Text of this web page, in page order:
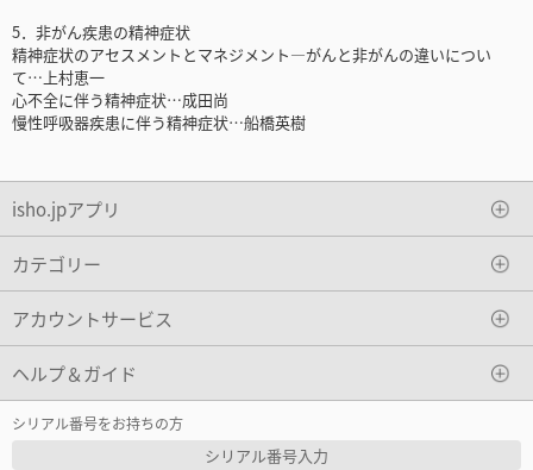
5．非がん疾患の精神症状
精神症状のアセスメントとマネジメント―がんと非がんの違いについ
て…上村恵一
心不全に伴う精神症状…成田尚
慢性呼吸器疾患に伴う精神症状…船橋英樹
isho.jpアプリ
カテゴリー
アカウントサービス
ヘルプ＆ガイド
シリアル番号をお持ちの方
シリアル番号入力